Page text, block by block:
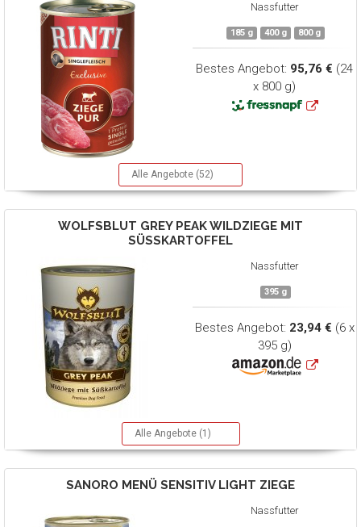
Nassfutter
185 g 400 g 800 g
Bestes Angebot: 95,76 € (24
x 800 g)
Alle Angebote (52)
WOLFSBLUT GREY PEAK WILDZIEGE MIT
SÜSSKARTOFFEL
Nassfutter
395 g
Bestes Angebot: 23,94 € (6 x
395 g)
Alle Angebote (1)
SANORO MENÜ SENSITIV LIGHT ZIEGE
Nassfutter